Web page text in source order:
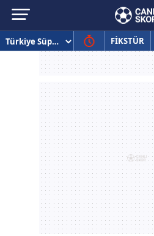
FİKSTÜR